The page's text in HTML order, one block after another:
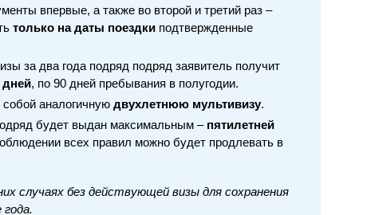
впервые, а также во второй и третий раз –
только на даты поездки подтвержденные
за два года подряд подряд заявитель получит
дней, по 90 дней пребывания в полугодии.
аналогичную двухлетнюю мультивизу.
будет выдан максимальным – пятилетней
всех правил можно будет продлевать в
случаях без действующей визы для сохранения
года.